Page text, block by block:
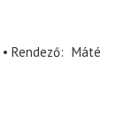
Rendező
Máté